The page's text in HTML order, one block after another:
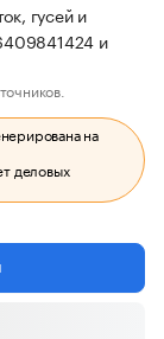
гусей и
и
на
деловых